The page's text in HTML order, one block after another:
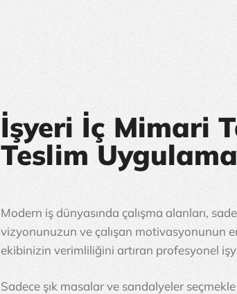
İşyeri İç Mimari
Teslim Uygulama
Modern iş dünyasında çalışma alanları,
vizyonunuzun ve çalışan motivasyonunun
ekibinizin verimliliğini artıran profesyonel
Sadece şık masalar ve sandalyeler